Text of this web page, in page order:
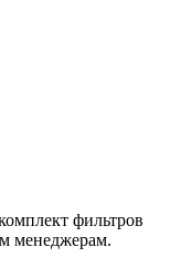
фильтров
менеджерам.